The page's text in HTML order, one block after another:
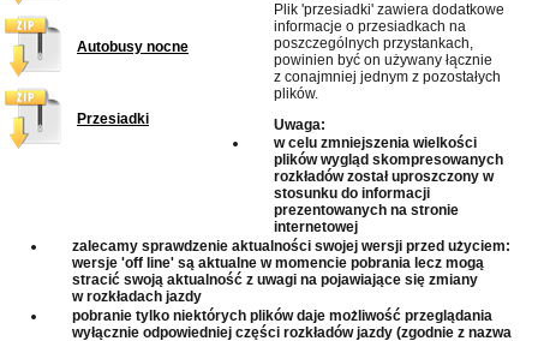
Autobusy nocne
Przesiadki
Plik 'przesiadki' zawiera dodatkowe
informacje o przesiadkach na
poszczególnych przystankach,
powinien być on używany łącznie
z conajmniej jednym z pozostałych
plików.
Uwaga:
w celu zmniejszenia wielkości
plików wygląd skompresowanych
rozkładów został uproszczony w
stosunku do informacji
prezentowanych na stronie
internetowej
zalecamy sprawdzenie aktualności swojej wersji przed użyciem:
wersje 'off line' są aktualne w momencie pobrania lecz mogą
stracić swoją aktualność z uwagi na pojawiające się zmiany
w rozkładach jazdy
pobranie tylko niektórych plików daje możliwość przeglądania
wyłącznie odpowiedniej części rozkładów jazdy (zgodnie z nazwa